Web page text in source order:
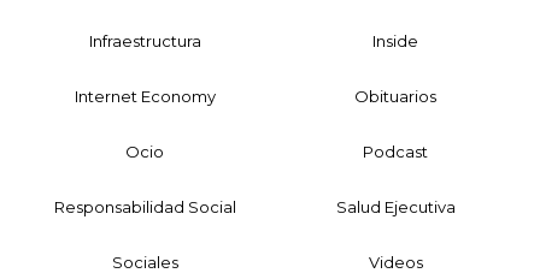
Infraestructura Inside
Internet Economy Obituarios
Ocio Podcast
Responsabilidad Social Salud Ejecutiva
Sociales Videos